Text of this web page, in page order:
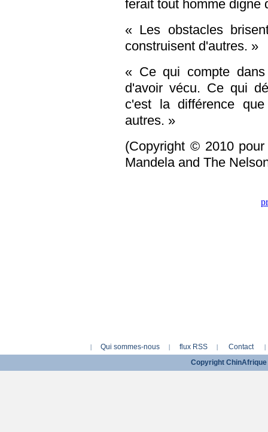
ferait tout homme digne
« Les obstacles
construisent d'autres. »
« Ce qui compte
d'avoir vécu. Ce qui
c'est la différence
autres. »
(Copyright © 2010
Mandela and The
| Qui sommes-nous | flux RSS | Contact |
Copyright